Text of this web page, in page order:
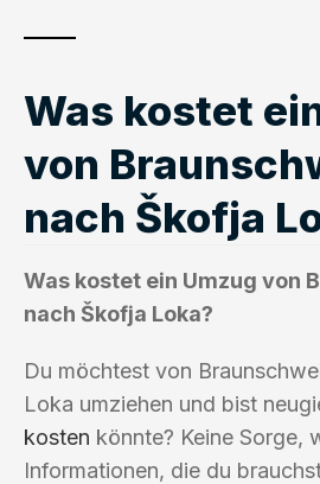
Was kostet
von
nach Škofja
Was kostet ein Umzug von
nach Škofja Loka?
Du möchtest von
Loka umziehen und bist
kosten könnte? Keine Sorge,
Informationen, die du